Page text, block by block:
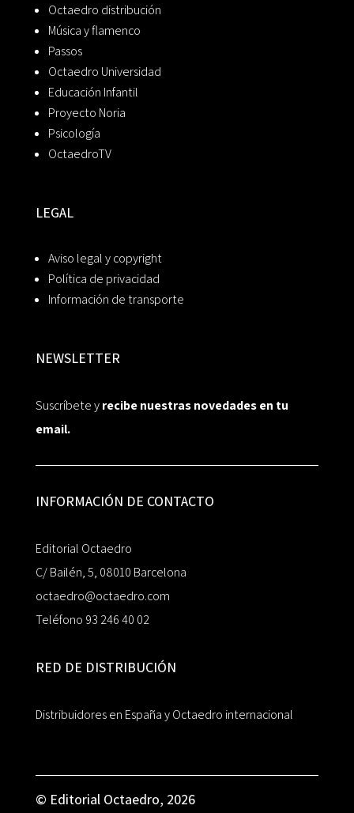
Octaedro distribución
Música y flamenco
Passos
Octaedro Universidad
Educación Infantil
Proyecto Noria
Psicología
OctaedroTV
LEGAL
Aviso legal y copyright
Política de privacidad
Información de transporte
NEWSLETTER
Suscríbete yrecibe nuestras novedades en tu
email.
INFORMACIÓN DE CONTACTO
Editorial Octaedro
C/ Bailén, 5, 08010 Barcelona
octaedro@octaedro.com
Teléfono 93 246 40 02
RED DE DISTRIBUCIÓN
Distribuidores en España y Octaedro internacional
© Editorial Octaedro, 2026